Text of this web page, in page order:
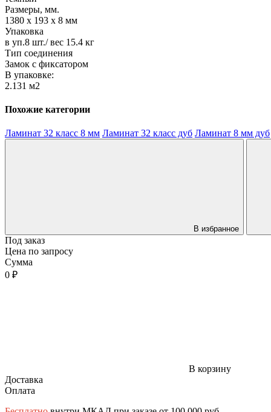
Размеры, мм.
1380 х 193 х 8 мм
Упаковка
в уп.8 шт./ вес 15.4 кг
Тип соединения
Замок с фиксатором
В упаковке:
2.131 м2
Похожие категории
Ламинат 32 класс 8 мм Ламинат 32 класс дуб Ламинат 8 мм дуб
В избранное
Под заказ
Цена по запросу
Сумма
0 ₽
В корзину
Доставка
Оплата